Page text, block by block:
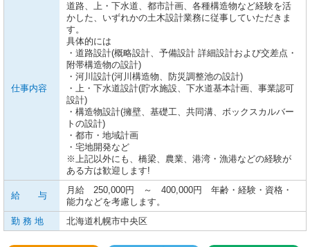
仕事内容
道路、上・下水道、都市計画、各種構造物など経験を活
かした、いずれかの土木設計業務に従事していただきま
す。
具体的には
・道路設計(概略設計、予備設計 詳細設計および交差点・
附帯構造物の設計)
・河川設計(河川構造物、防災調整池の設計)
・上・下水道設計(貯水施設、下水道基本計画、事業認可
設計)
・構造物設計(擁壁、基礎工、共同溝、ボックスカルバー
トの設計)
・都市・地域計画
・宅地開発など
※上記以外にも、橋梁、農業、港湾・漁港などの経験が
ある方は歓迎します!
給 与
月給 250,000円 ～ 400,000円 年齢・経験・資格・
能力などを考慮します。
勤 務 地
北海道札幌市中央区